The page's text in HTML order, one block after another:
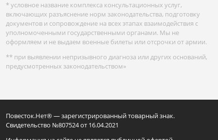
* условное название комплекса консультационных услуг,
включающих разъяснение норм законодательства, подготовку
документов и сопровождение на всех этапах взаимодействия с
уполномоченными государственными органами. Мы не
оформляем и не выдаем военные билеты или отсрочки от армии.
** при выявлении непризывного диагноза или других оснований,
предусмотренных законодательством»
Повесток.Нет® — зарегистрированный товарный знак.
Свидетельство №807524 от 16.04.2021